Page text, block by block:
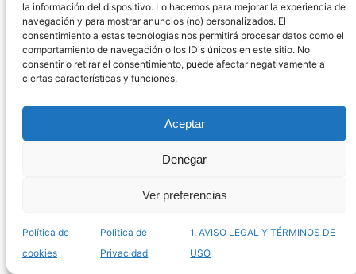
la información del dispositivo. Lo hacemos para mejorar la experiencia de
navegación y para mostrar anuncios (no) personalizados. El
consentimiento a estas tecnologías nos permitirá procesar datos como el
comportamiento de navegación o los ID's únicos en este sitio. No
consentir o retirar el consentimiento, puede afectar negativamente a
ciertas características y funciones.
Aceptar
Denegar
Ver preferencias
Política de
cookies
Politica de
Privacidad
1. AVISO LEGAL Y TÉRMINOS DE
USO
El mejor listado de terrarios ICA para comprar por
Internet – Los más innovadores